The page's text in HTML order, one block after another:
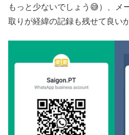
もっと少ないでしょう😅）、メ
取りが経緯の記録も残せて良いか